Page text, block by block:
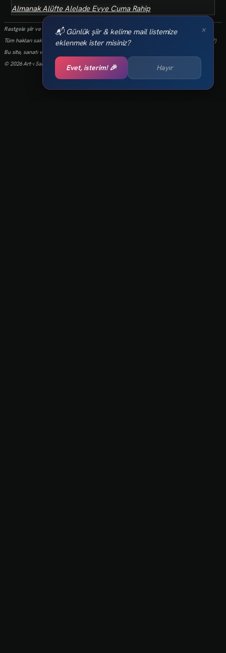
AlmanakAlüfteAlelade Evye Cuma Rahip
Rastgele şiir ve kelimeler her 24 saatte bir yenilenmektedir.
Tüm hakları saklıdır.(biz kaybettik bulan varsa info@art-isanat.com.tr'ye mail atabilir mi?)
Bu site, sanatı ve yaratıcılığı dijital dünyaya taşıma arzusu ile kurulmuştur.
© 2026 Art-ı Sanat
×
📬 Günlük şiir & kelime mail listemize
eklenmek ister misiniz?
Evet, isterim! 🎉 Hayır